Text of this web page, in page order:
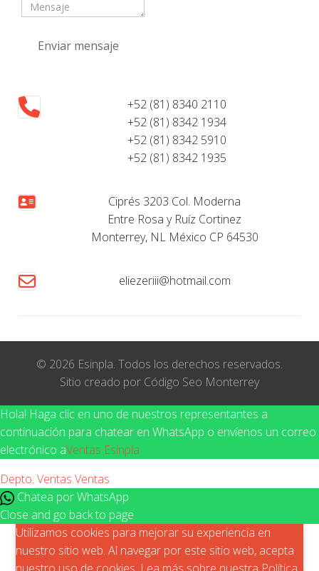
Enviar mensaje
+52 (81) 8340 2110
+52 (81) 8342 1934
+52 (81) 8342 5910
+52 (81) 8342 1935
Ciprés 3203 Col. Moderna
Entre Rosa y Ruíz Cortinez
Monterrey, NL México CP 64530
eliezeriii@hotmail.com
© 2026 Esinpla. Todos los derechos reservados.
Sitio creado por Código Seo Monterrey
Hola! Haga clic en uno de nuestros representantes a
continuación para chatear en WhatsApp o envíenos un correo
electrónico aVentas Esinpla
Depto. Ventas Ventas
Chatea por WhatsApp
Close and go back to page
Utilizamos cookies para mejorar su experiencia en
nuestro sitio web. Al navegar por este sitio web, acepta